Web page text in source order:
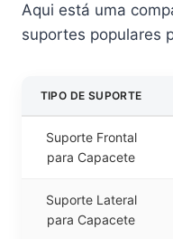
Aqui está uma
suportes populares
TIPO DE SUPORTE
Suporte Frontal
para Capacete
Suporte Lateral
para Capacete